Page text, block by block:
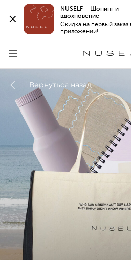
NUSELF – Шопинг и
вдохновение
Скидка на первый заказ
приложении!
Вернуться назад